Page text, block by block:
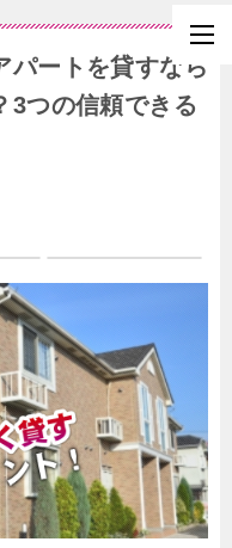
パートを貸すなら
3つの信頼できる